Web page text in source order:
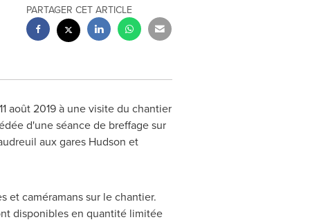
PARTAGER CET ARTICLE
août 2019 à une visite du chantier
d'une séance de breffage sur
aux gares Hudson et
caméramans sur le chantier.
disponibles en quantité limitée